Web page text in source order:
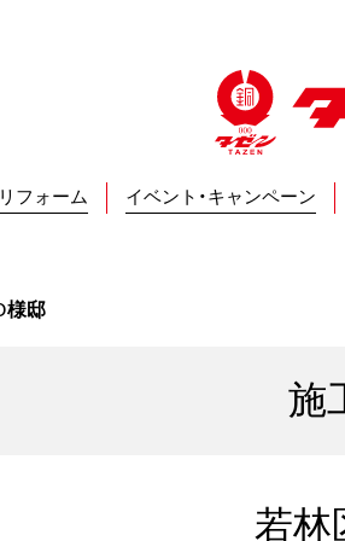
リフォーム イベント・キャンペーン
様邸
施
若林